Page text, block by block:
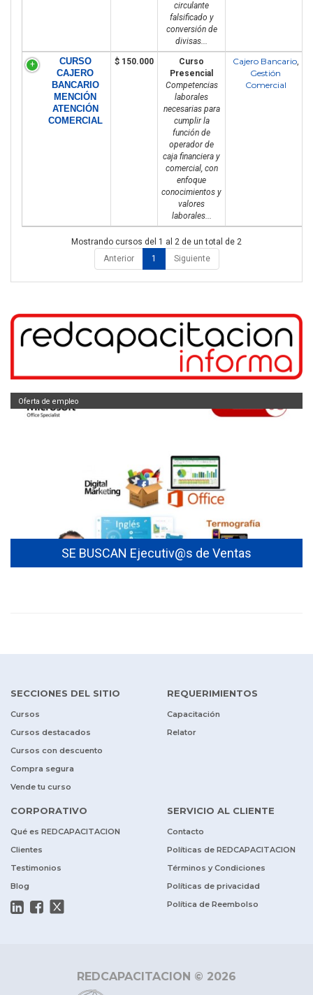
circulante
falsificado y
conversión de
divisas...
CURSO
CAJERO
BANCARIO
MENCIÓN
ATENCIÓN
COMERCIAL
$ 150.000
Curso
Presencial
Competencias
laborales
necesarias para
cumplir la
función de
operador de
caja financiera y
comercial, con
enfoque
conocimientos y
valores
laborales...
Cajero Bancario,
Gestión
Comercial
Mostrando cursos del 1 al 2 de un total de 2
Anterior
1 Siguiente
Vacante: PM (Tecnologia) Santiago
SECCIONES DEL SITIO
Cursos
Cursos destacados
Cursos con descuento
Compra segura
Vende tu curso
REQUERIMIENTOS
Capacitación
Relator
CORPORATIVO
Qué es REDCAPACITACION
Clientes
Testimonios
Blog
SERVICIO AL CLIENTE
Contacto
Políticas de REDCAPACITACION
Términos y Condiciones
Políticas de privacidad
Política de Reembolso
REDCAPACITACION © 2026